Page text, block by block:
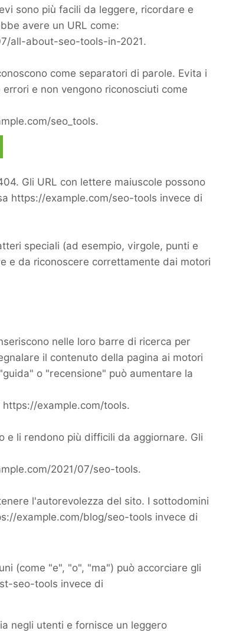
sono più facili da leggere, ricordare e
avere un URL come:
all-about-seo-tools-in-2021.
come separatori di parole. Evita i
e non vengono riconosciuti come
seo_tools.
Gli URL con lettere maiuscole possono
https://example.com/seo-tools invece di
speciali (ad esempio, virgole, punti e
e da riconoscere correttamente dai motori
nelle loro barre di ricerca per
il contenuto della pagina ai motori
o "recensione" può aumentare la
example.com/tools.
e li rendono più difficili da aggiornare. Gli
2021/07/seo-tools.
l'autorevolezza del sito. I sottodomini
example.com/blog/seo-tools invece di
(come "e", "o", "ma") può accorciare gli
seo-tools invece di
negli utenti e fornisce un leggero